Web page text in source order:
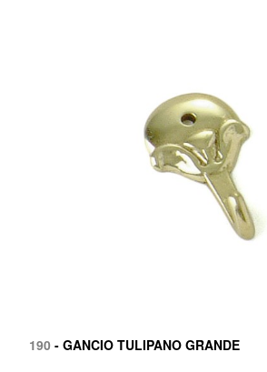
190- GANCIO TULIPANO GRANDE